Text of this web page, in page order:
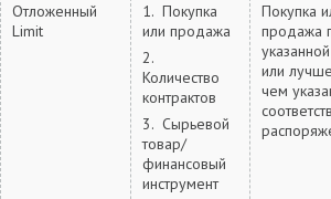
Отложенный
Limit
1. Покупка
или продажа
2.
Количество
контрактов
3. Сырьевой
товар/
финансовый
инструмент
Покупка
продажа
или
чем